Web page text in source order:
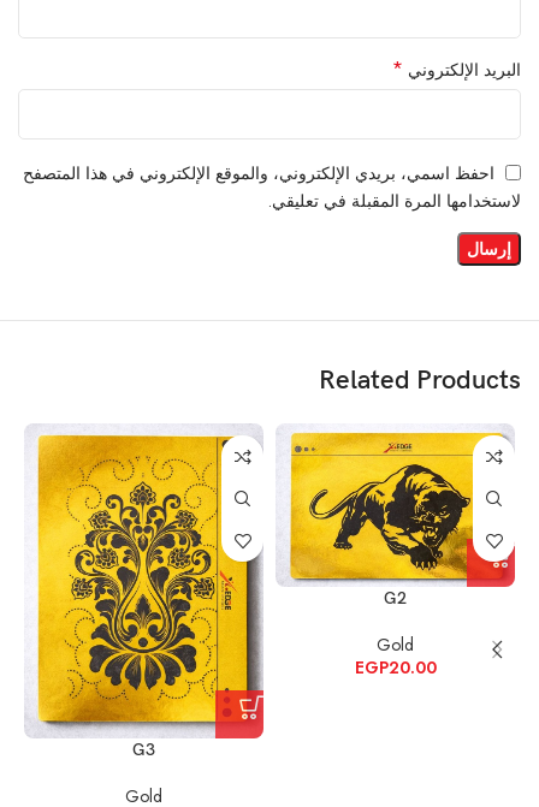
البريد الإلكتروني *
احفظ اسمي، بريدي الإلكتروني، والموقع الإلكتروني في هذا المتصفح
لاستخدامها المرة المقبلة في تعليقي.
Related Products
G2
Gold
EGP20.00
G3
Gold